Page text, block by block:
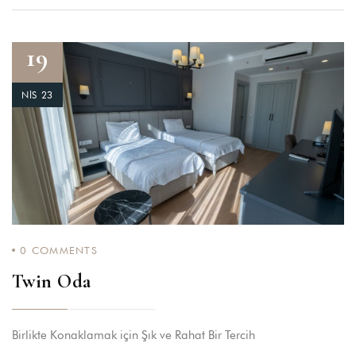
19
NIS 23
0 COMMENTS
Twin Oda
Birlikte Konaklamak için Şık ve Rahat Bir Tercih